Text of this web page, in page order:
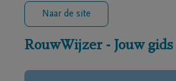
Naar de site
RouwWijzer - Jouw